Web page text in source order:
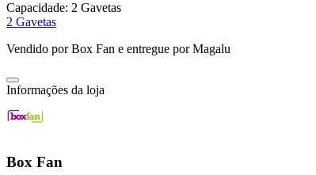
Capacidade: 2 Gavetas
2 Gavetas
Vendido porBox Fan e entregue por Magalu
Informações da loja
Box Fan